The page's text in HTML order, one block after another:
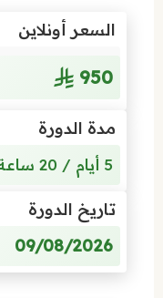
السعر أونلاين
950
مدة الدورة
5 أيام / 20 ساعة / من 6م إلى 10م
تاريخ الدورة
09/08/2026